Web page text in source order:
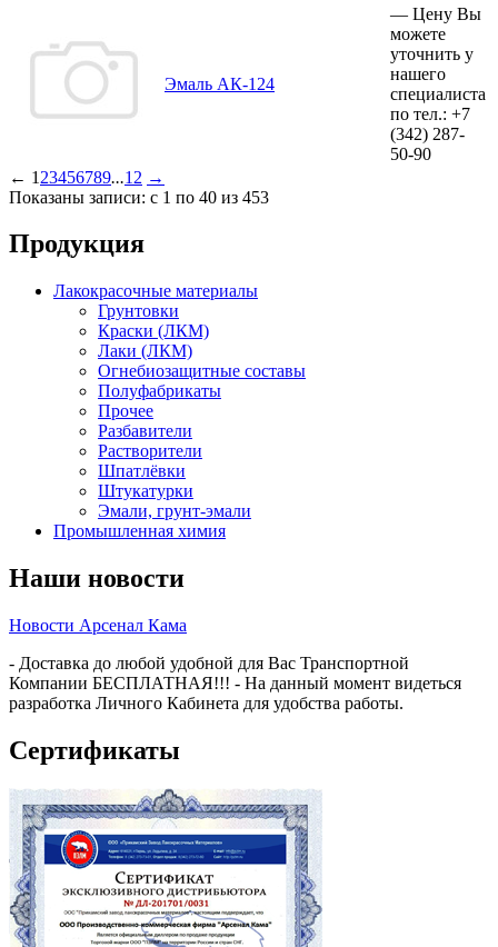
Эмаль АК-124
— Цену Вы
можете
уточнить у
нашего
специалиста
по тел.: +7
(342) 287-
50-90
← 1 23456789...12 →
Показаны записи: с 1 по 40 из 453
Продукция
Лакокрасочные материалы
Грунтовки
Краски (ЛКМ)
Лаки (ЛКМ)
Огнебиозащитные составы
Полуфабрикаты
Прочее
Разбавители
Растворители
Шпатлёвки
Штукатурки
Эмали, грунт-эмали
Промышленная химия
Наши новости
Новости Арсенал Кама
- Доставка до любой удобной для Вас Транспортной
Компании БЕСПЛАТНАЯ!!! - На данный момент видеться
разработка Личного Кабинета для удобства работы.
Сертификаты